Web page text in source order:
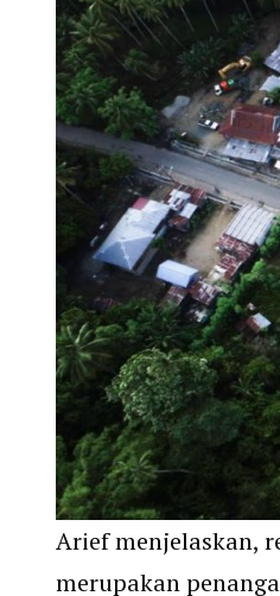
Arief menjelaskan,
merupakan